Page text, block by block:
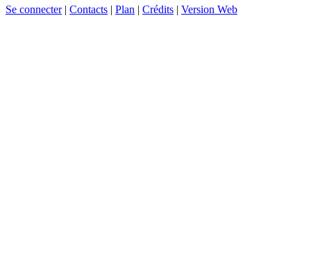
Se connecter| Contacts | Plan | Crédits | Version Web